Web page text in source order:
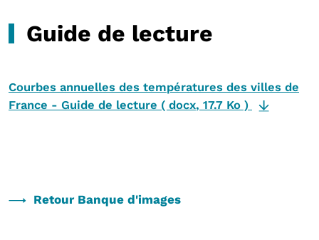
Guide de lecture
Courbes annuelles des températures des villes de
France - Guide de lecture ( docx, 17.7 Ko )
Retour Banque d'images